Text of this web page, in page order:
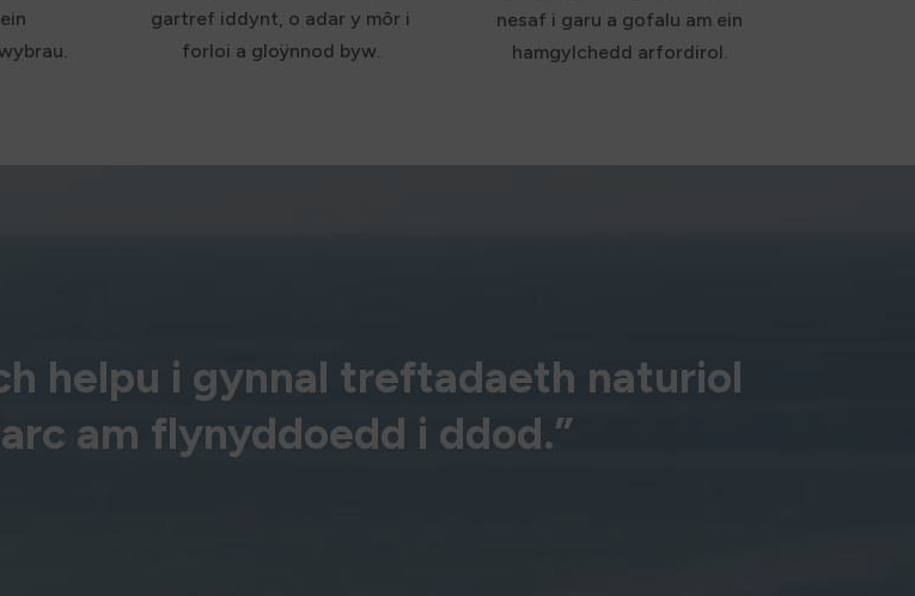
gartref iddynt, o adar y môr i
forloi a gloÿnnod byw.
nesaf i garu a gofalu am ein
hamgylchedd arfordirol.
helpu i gynnal treftadaeth naturiol
am flynyddoedd i ddod.”